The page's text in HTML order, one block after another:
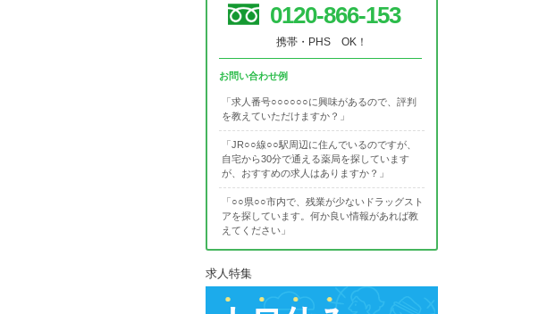
0120-866-153
携帯・PHS OK！
お問い合わせ例
「求人番号○○○○○○に興味があるので、評判
を教えていただけますか？」
「JR○○線○○駅周辺に住んでいるのですが、
自宅から30分で通える薬局を探しています
が、おすすめの求人はありますか？」
「○○県○○市内で、残業が少ないドラッグスト
アを探しています。何か良い情報があれば教
えてください」
求人特集